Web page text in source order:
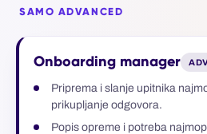
SAMO ADVANCED
Onboarding manager
Priprema i slanje upitnika
prikupljanje odgovora.
Popis opreme i potreba